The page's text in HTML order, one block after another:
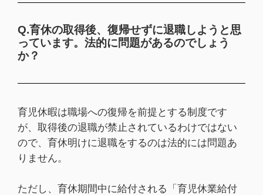
Q.育休の取得後、復帰せずに退職しようと思
っています。法的に問題があるのでしょう
か？
育児休暇は職場への復帰を前提とする制度です
が、取得後の退職が禁止されているわけではない
ので、育休明けに退職をするのは法的には問題あ
りません。
ただし、育休期間中に給付される「育児休業給付